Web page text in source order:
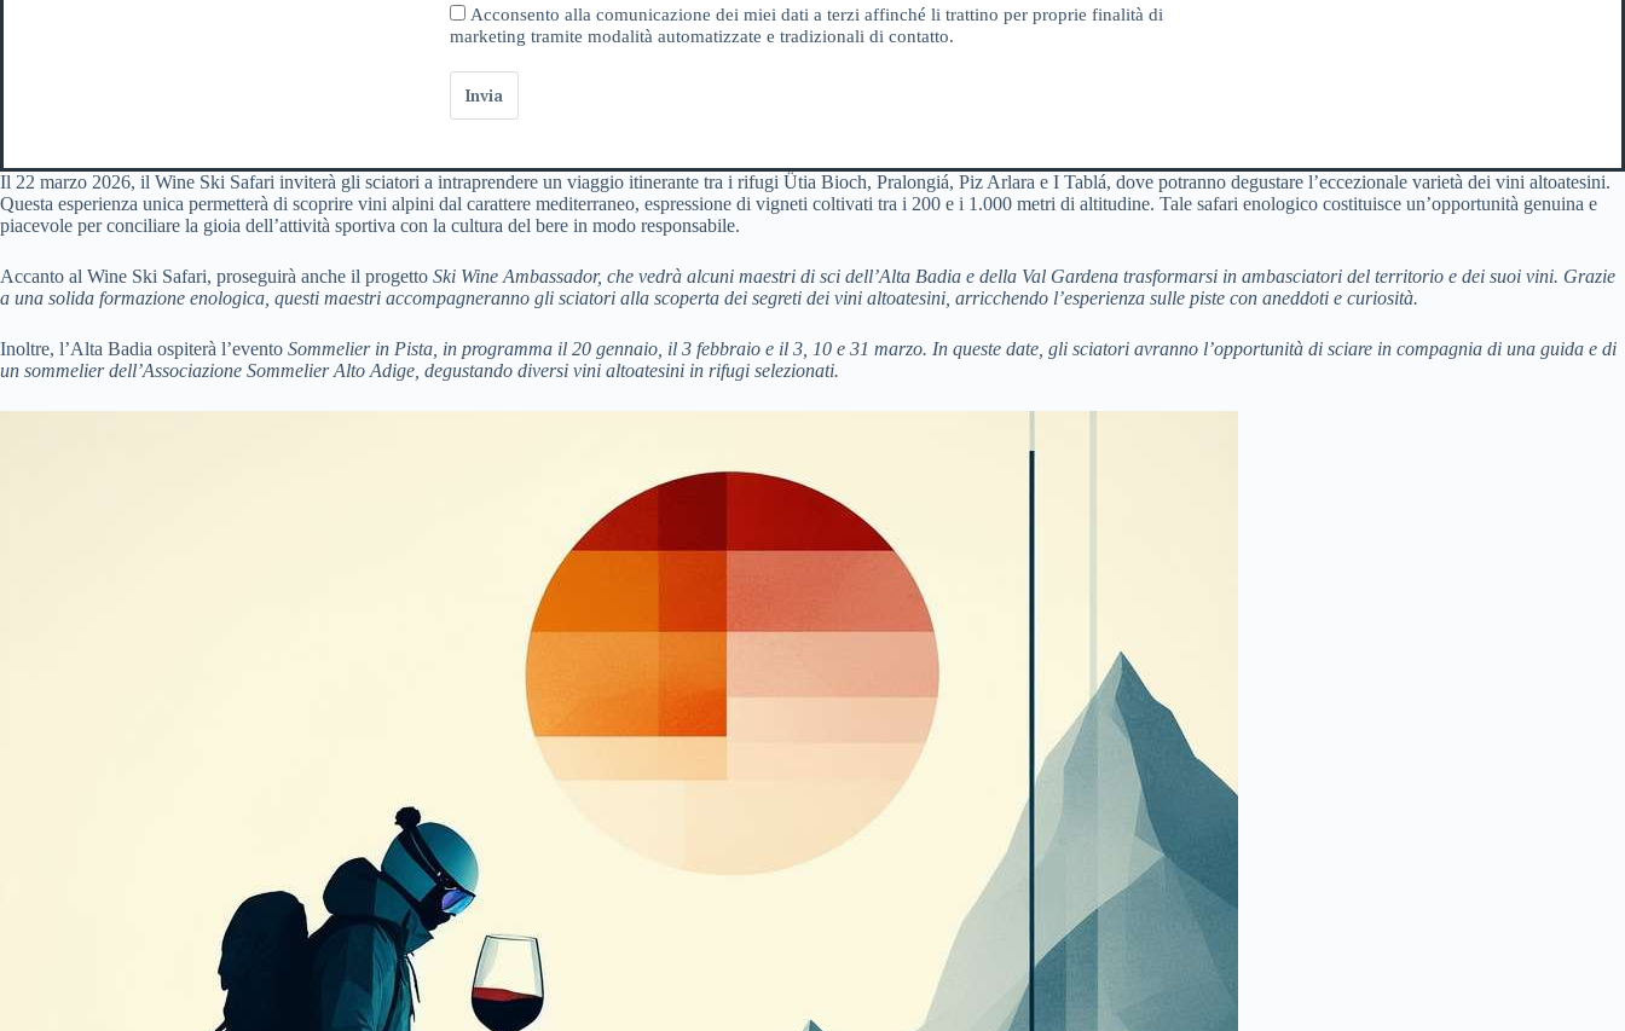
Acconsento alla comunicazione dei miei dati a terzi affinché li trattino per proprie finalità di
marketing tramite modalità automatizzate e tradizionali di contatto.
Invia
Il 22 marzo 2026, il Wine Ski Safari inviterà gli sciatori a intraprendere un viaggio itinerante tra i rifugi Ütia Bioch, Pralongiá, Piz Arlara e I Tablá, dove potranno degustare l’eccezionale varietà dei vini altoatesini.
Questa esperienza unica permetterà di scoprire vini alpini dal carattere mediterraneo, espressione di vigneti coltivati tra i 200 e i 1.000 metri di altitudine. Tale safari enologico costituisce un’opportunità genuina e
piacevole per conciliare la gioia dell’attività sportiva con la cultura del bere in modo responsabile.
Accanto al Wine Ski Safari, proseguirà anche il progetto Ski Wine Ambassador, che vedrà alcuni maestri di sci dell’Alta Badia e della Val Gardena trasformarsi in ambasciatori del territorio e dei suoi vini. Grazie
a una solida formazione enologica, questi maestri accompagneranno gli sciatori alla scoperta dei segreti dei vini altoatesini, arricchendo l’esperienza sulle piste con aneddoti e curiosità.
Inoltre, l’Alta Badia ospiterà l’evento Sommelier in Pista , in programma il 20 gennaio, il 3 febbraio e il 3, 10 e 31 marzo. In queste date, gli sciatori avranno l’opportunità di sciare in compagnia di una guida e di
un sommelier dell’Associazione Sommelier Alto Adige, degustando diversi vini altoatesini in rifugi selezionati.